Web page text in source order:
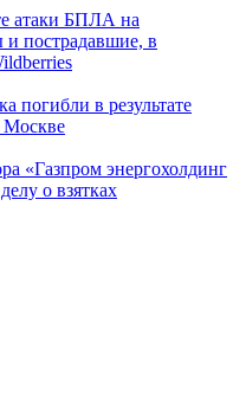
атаки БПЛА на
и пострадавшие, в
погибли в результате
Москве
«Газпром энергохолдинг
о взятках